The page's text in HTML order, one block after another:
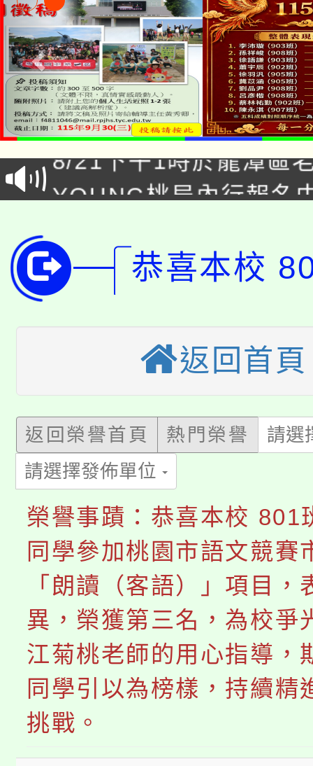
「本色祭」8/29、30在
場熱烈登場!
8/21下午1時於龍潭區
徵才活動。
YOUNG桃局內行報名
開!
115年桃園市運動會8/
田徑場及游泳池舉行。
桃園市低收入戶享有免
視費優惠，中低收入戶
半價優惠，詳情可洽有
者。
大園自造教育及科技中
份教師增能研習
大溪自造教育及科技
份教師研習
淨零綠生活教案入校路
會
115年食農教育專業人
程
「本色祭」8/29、30在
場熱烈登場!
8/21下午1時於龍潭區
徵才活動。
YOUNG桃局內行報名
局官網。
8月14至27日，桃園電
開!
115年桃園市運動會8/
田徑場及游泳池舉行。
桃園市低收入戶享有免
視費優惠，中低收入戶
半價優惠，詳情可洽有
者。
大園自造教育及科技中
份教師增能研習
大溪自造教育及科技中
份教師研習
恭喜本校
返回首頁
返回榮譽首頁 熱門榮譽
請選
請選擇發佈單位
榮譽事蹟：恭喜本校 801
同學參加桃園市語文競賽
「朗讀（客語）」項目，
異，榮獲第三名，為校爭
江菊桃老師的用心指導，
同學引以為榜樣，持續精
挑戰。